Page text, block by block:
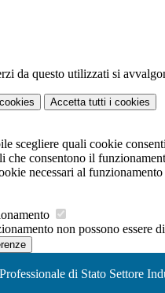
da questo utilizzati si
Accetta tutti i cookies
scegliere quali cookie
che consentono il
necessari al
non possono essere
di Stato Settore